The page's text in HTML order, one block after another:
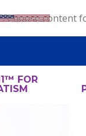
FOR
. Choose content